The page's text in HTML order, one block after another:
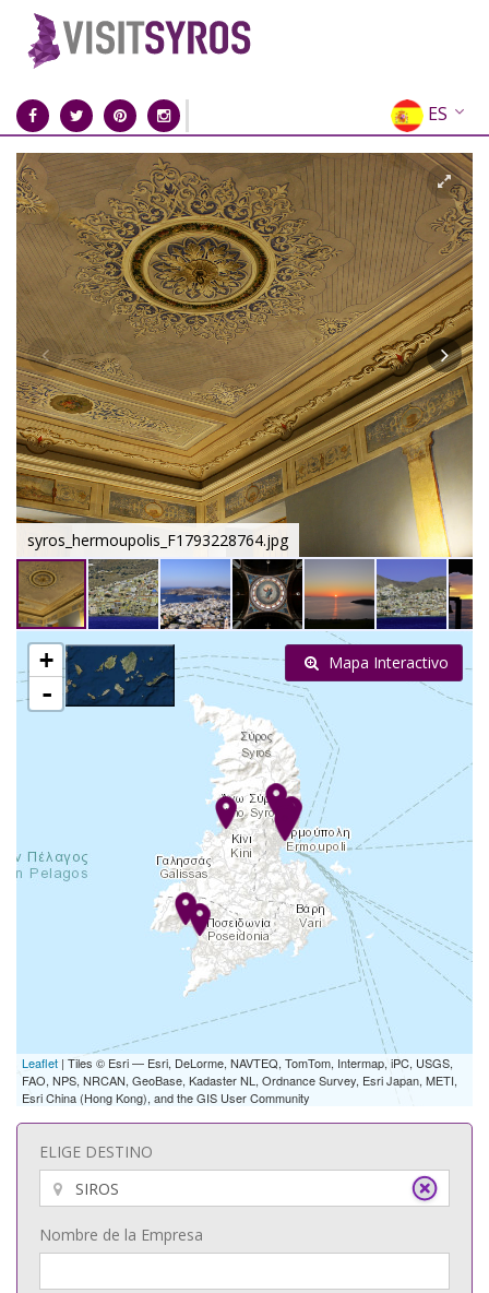
ES
EN
EL
FR
DE
IT
RU
CN
syros_hermoupolis_F1793228764.jpg
+
-
Leaflet | Tiles © Esri — Esri, DeLorme, NAVTEQ, TomTom, Intermap, iPC, USGS,
FAO, NPS, NRCAN, GeoBase, Kadaster NL, Ordnance Survey, Esri Japan, METI,
Esri China (Hong Kong), and the GIS User Community
Mapa Interactivo
ELIGE DESTINO
Nombre de la Empresa